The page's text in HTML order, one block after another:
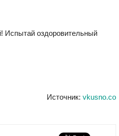
Испытай оздоровительный
Источник: vkusno.co